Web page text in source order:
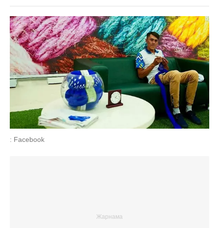
: Facebook